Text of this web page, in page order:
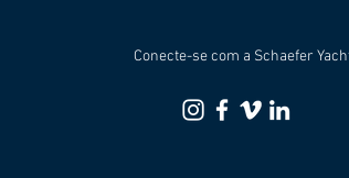
Conecte-se com a Schaefer